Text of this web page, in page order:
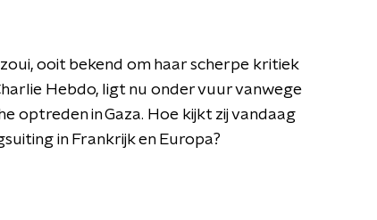
ooit bekend om haar scherpe kritiek
Hebdo, ligt nu onder vuur vanwege
optreden in Gaza. Hoe kijkt zij vandaag
in Frankrijk en Europa?